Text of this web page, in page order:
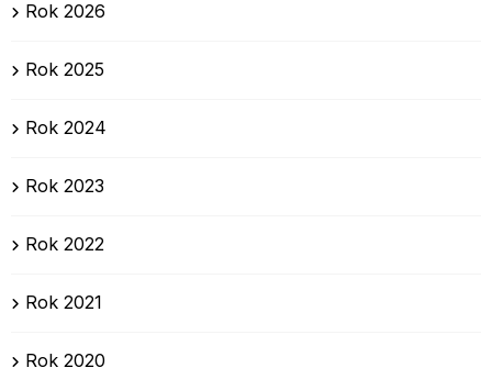
Rok 2026
Rok 2025
Rok 2024
Rok 2023
Rok 2022
Rok 2021
Rok 2020